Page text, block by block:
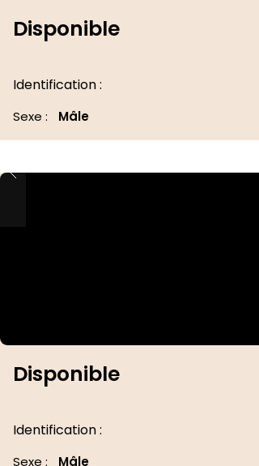
Disponible
Identification :
Sexe : Mâle
Disponible
Identification :
Sexe : Mâle